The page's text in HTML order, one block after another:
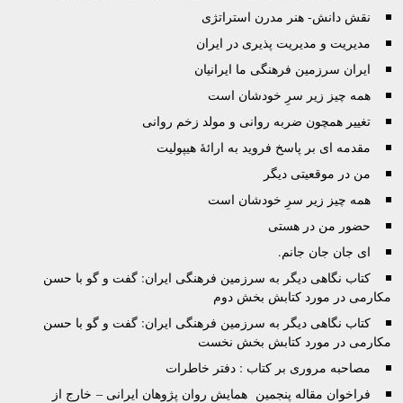
نقش دانش- هنر مدرن استراتژی
مدیریت و مدیریت پذیری در ایران
ایران سرزمین فرهنگی ما ایرانیان
همه چیز زیر سرِ خودشان است
تغییر همچون ضربه روانی و مولد زخم روانی
مقدمه ای بر پاسخ فروید به ارائۀ هیپولیت
من در موقعیتی دیگر
همه چیز زیر سرِ خودشان است
حضور من در هستی
اى جان جان جانم.
کتاب نگاهی دیگر به سرزمین فرهنگی ایران: گفت و گو با حسن
مکارمی در مورد کتابش بخش دوم
کتاب نگاهی دیگر به سرزمین فرهنگی ایران: گفت و گو با حسن
مکارمی در مورد کتابش بخش نخست
مصاحبه مروری بر کتاب : دفتر خاطرات
فراخوان مقاله پنجمین همایش روان پژوهان ایرانی – خارج از